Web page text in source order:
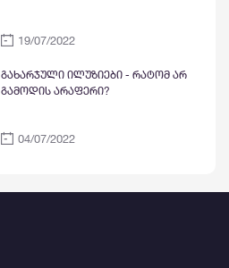
19/07/2022
გახარჯული ილუზიები - რატომ არ
გამოდის არაფერი?
04/07/2022